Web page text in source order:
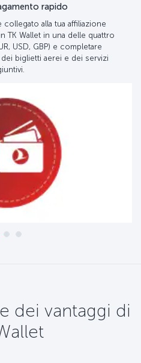
rapido
collegato alla tua affiliazione
TK Wallet in una delle quattro
USD, GBP) e completare
biglietti aerei e dei servizi
dei vantaggi di